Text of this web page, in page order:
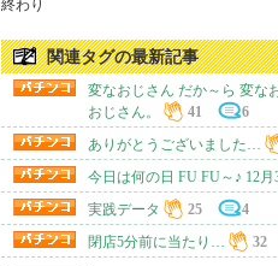
終わり
関連タグの最新記事
変なおじさん だか～ら 変な
おじさん。
41 6
ありがとうございました…
今日は何の日 FU FU～♪ 12月
実践データ 25 4
閉店5分前に当たり… 32